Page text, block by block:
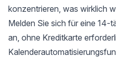
konzentrieren, was wirklich
Melden Sie sich für eine 14-
an , ohne Kreditkarte